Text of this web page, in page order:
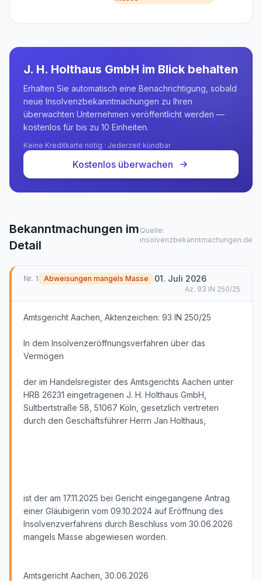
J. H. Holthaus GmbH im Blick behalten
Erhalten Sie automatisch eine Benachrichtigung, sobald
neue Insolvenzbekanntmachungen zu Ihren
überwachten Unternehmen veröffentlicht werden —
kostenlos für bis zu 10 Einheiten.
Keine Kreditkarte nötig · Jederzeit kündbar
Kostenlos überwachen
Bekanntmachungen im
Detail
Quelle:
insolvenzbekanntmachungen.de
Nr. 1 Abweisungen mangels Masse 01. Juli 2026
Az. 93 IN 250/25
Amtsgericht Aachen, Aktenzeichen: 93 IN 250/25
In dem Insolvenzeröffnungsverfahren über das
Vermögen
der im Handelsregister des Amtsgerichts Aachen unter
HRB 26231 eingetragenen J. H. Holthaus GmbH,
Sultbertstraße 58, 51067 Köln, gesetzlich vertreten
durch den Geschäftsführer Herrn Jan Holthaus,
ist der am 17.11.2025 bei Gericht eingegangene Antrag
einer Gläubigerin vom 09.10.2024 auf Eröffnung des
Insolvenzverfahrens durch Beschluss vom 30.06.2026
mangels Masse abgewiesen worden.
Amtsgericht Aachen, 30.06.2026